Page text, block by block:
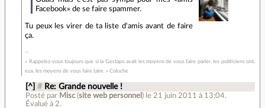
Facebook» de se faire spammer.
Tu peux les virer de ta liste d'amis avant de faire
ça.
« Rappelez-vous toujours que si la Gestapo avait les moyens de vous faire parler, les politiciens ont,
eux, les moyens de vous faire taire. » Coluche
[^] # Re: Grande nouvelle !
Posté par Misc(site web personnel ) le 21 juin 2011 à 13:04.
Évalué à 2.